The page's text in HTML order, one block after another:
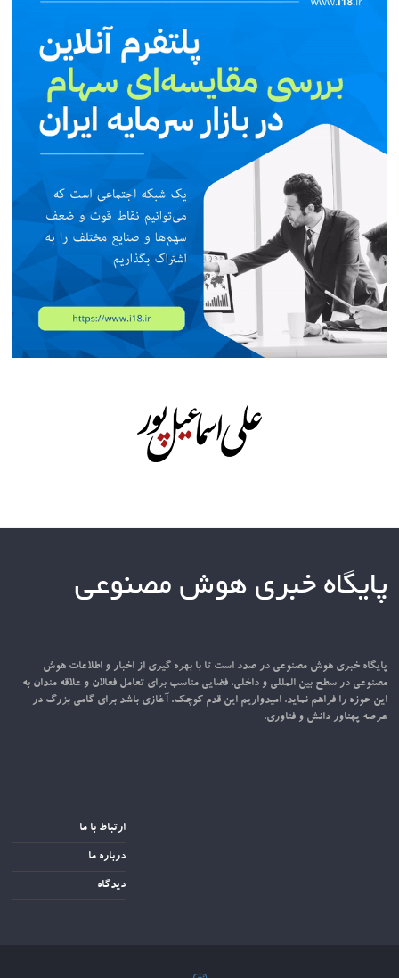
پایگاه خبری هوش مصنوعی
پایگاه خبری هوش مصنوعی در صدد است تا با بهره گیری از اخبار و اطلاعات هوش
مصنوعی در سطح بین المللی و داخلی، فضایی مناسب برای تعامل فعالان و علاقه مندان به
این حوزه را فراهم نماید. امیدواریم این قدم کوچک، آغازی باشد برای گامی بزرگ در
عرصه پهناور دانش و فناوری.
ارتباط با ما
درباره ما
دیدگاه